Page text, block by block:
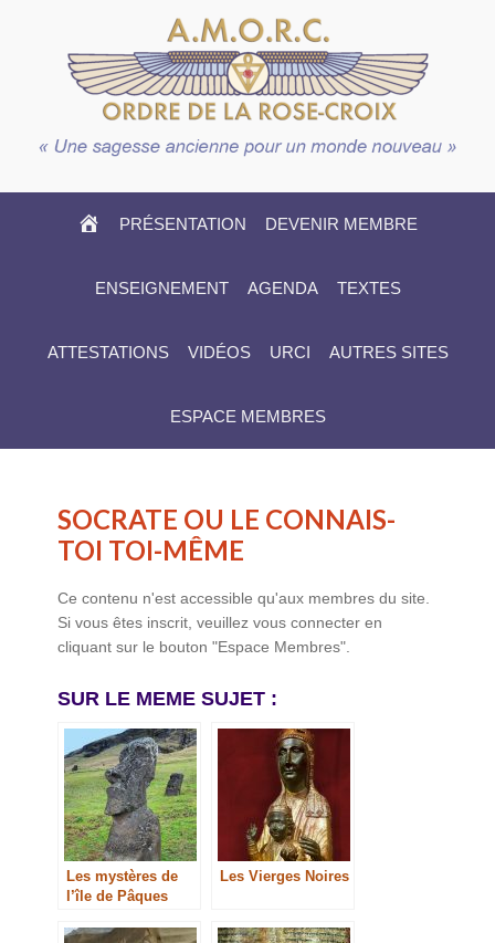
HOME
PRÉSENTATION DEVENIR MEMBRE
ENSEIGNEMENT AGENDA TEXTES
ATTESTATIONS VIDÉOS URCI AUTRES SITES
ESPACE MEMBRES
SOCRATE OU LE CONNAIS-
TOI TOI-MÊME
Ce contenu n'est accessible qu'aux membres du site.
Si vous êtes inscrit, veuillez vous connecter en
cliquant sur le bouton "Espace Membres".
SUR LE MEME SUJET :
Les mystères de
l’île de Pâques
Les Vierges Noires